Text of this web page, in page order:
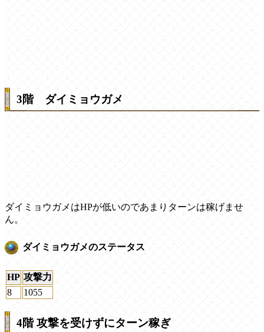
3階 ダイミョウガメ
ダイミョウガメはHPが低いのであまりターンは稼げませ
ん。
ダイミョウガメのステータス
HP 攻撃力
8
1055
4階 攻撃を受けずにターン稼ぎ